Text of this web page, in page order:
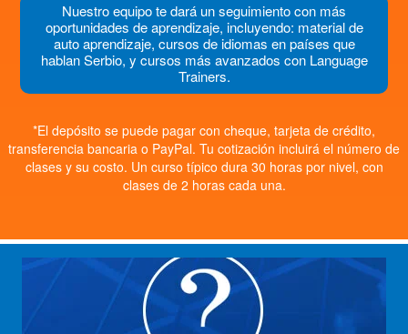
Nuestro equipo te dará un seguimiento con más
oportunidades de aprendizaje, incluyendo: material de
auto aprendizaje, cursos de idiomas en países que
hablan Serbio, y cursos más avanzados con Language
Trainers.
*El depósito se puede pagar con cheque, tarjeta de crédito,
transferencia bancaria o PayPal. Tu cotización incluirá el número de
clases y su costo. Un curso típico dura 30 horas por nivel, con
clases de 2 horas cada una.